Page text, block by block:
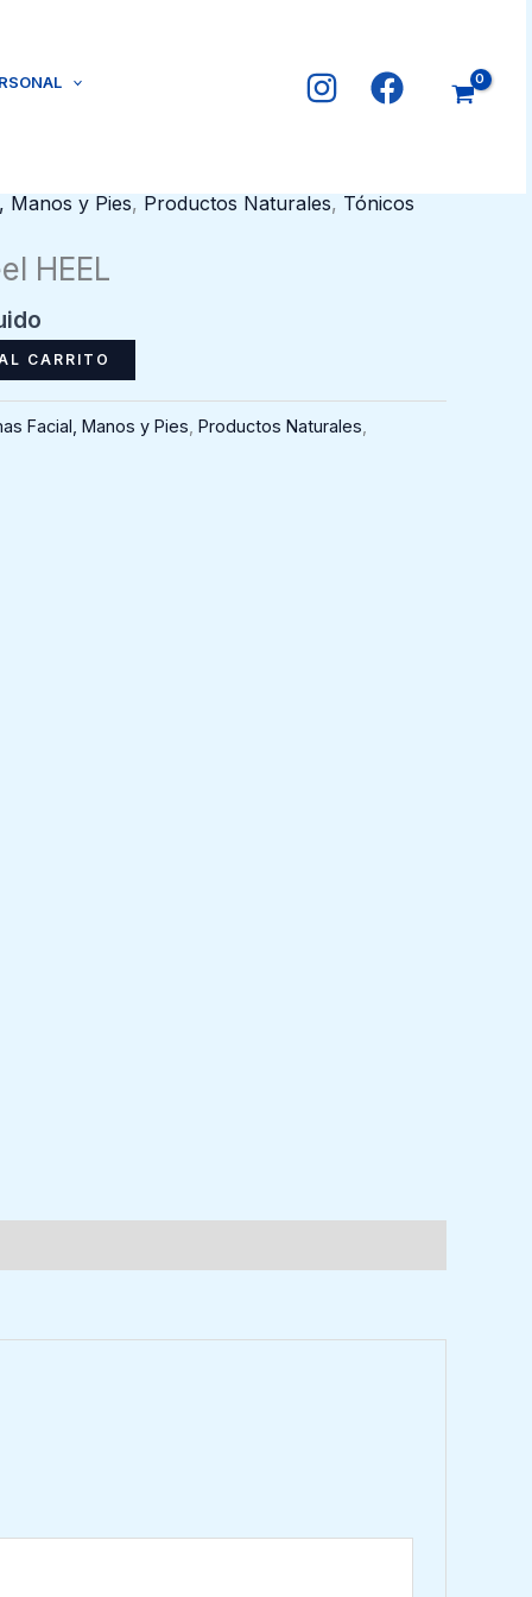
Manos y Pies, Productos Naturales, Tónicos
HEEL
CARRITO
Facial, Manos y Pies Productos Naturales